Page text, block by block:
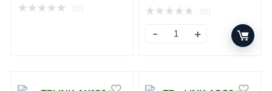
★★★★★ ★★★★★
Range Extender